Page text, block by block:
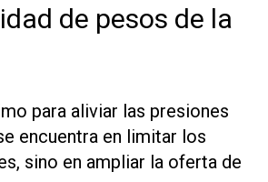
de pesos de la
para aliviar las presiones
encuentra en limitar los
sino en ampliar la oferta de